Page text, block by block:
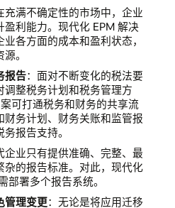
充满不确定性的市场中，企业
利能力。现代化 EPM 解决
各方面的成本和盈利状态，
。
报告：面对不断变化的税法要
整税务计划和税务管理方
可打通税务和财务的共享流
务计划、财务关账和监管报
报告支持。
企业只有提供准确、完整、最
的报告标准。对此，现代化
部署多个报告系统。
管理变更：无论是将应用迁移